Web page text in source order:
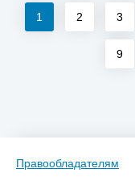
1 2 3
9
Правообладателям